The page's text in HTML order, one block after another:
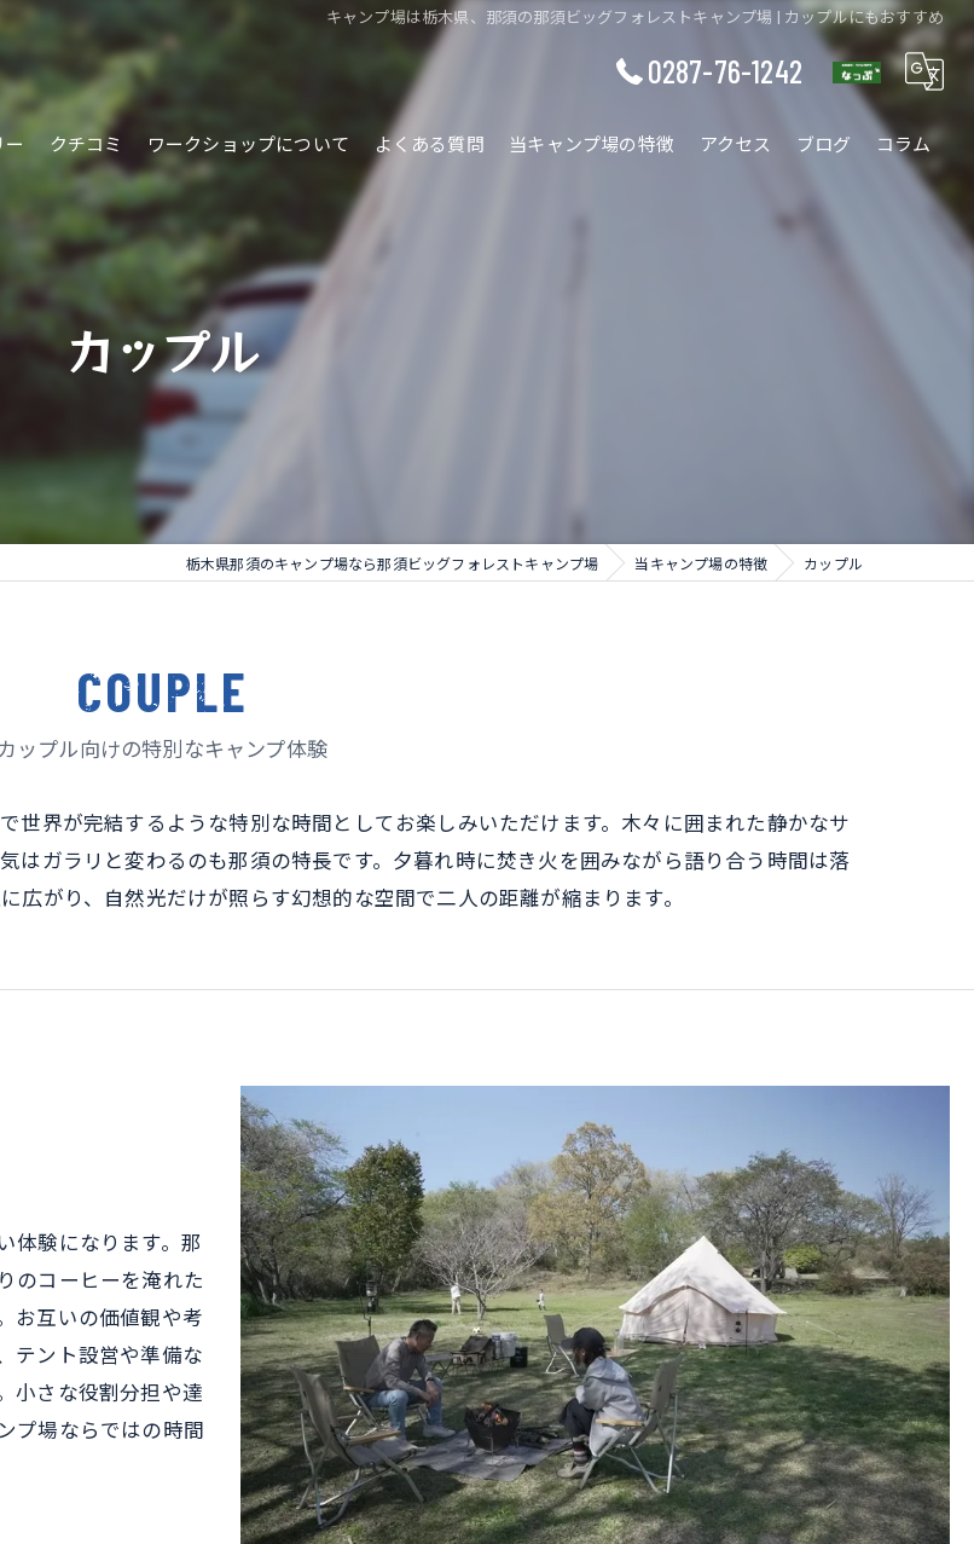
キャンプ場は栃木県、那須の那須ビッグフォレストキャンプ場 | カップルにもおすすめ
0287-76-1242
ー クチコミ ワークショップについて よくある質問 当キャンプ場の特徴 アクセス ブログ コラム
カップル
栃木県那須のキャンプ場なら那須ビッグフォレストキャンプ場 当キャンプ場の特徴 カップル
カップル向けの特別なキャンプ体験
COUPLE
世界が完結するような特別な時間としてお楽しみいただけます。木々に囲まれた静かなサ
はガラリと変わるのも那須の特長です。夕暮れ時に焚き火を囲みながら語り合う時間は落
がり、自然光だけが照らす幻想的な空間で二人の距離が縮まります。
体験になります。那
のコーヒーを淹れた
お互いの価値観や考
テント設営や準備な
小さな役割分担や達
プ場ならではの時間